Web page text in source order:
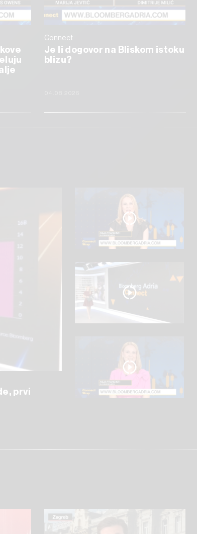
Connect
Je li dogovor na Bliskom istoku
blizu?
prvi